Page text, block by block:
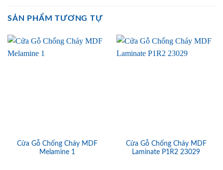
SẢN PHẨM TƯƠNG TỰ
Cửa Gỗ Chống Cháy MDF
Melamine 1
Cửa Gỗ Chống Cháy MDF
Laminate P1R2 23029